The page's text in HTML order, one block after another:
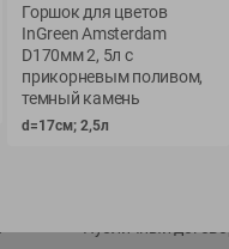
Условия доставки
Возврат товара
Оформление заказа
Приемка товара
Горшок для цветов
InGreen Amsterdam
D170мм 2, 5л с
прикорневым поливом,
темный камень
d=17см; 2,5л